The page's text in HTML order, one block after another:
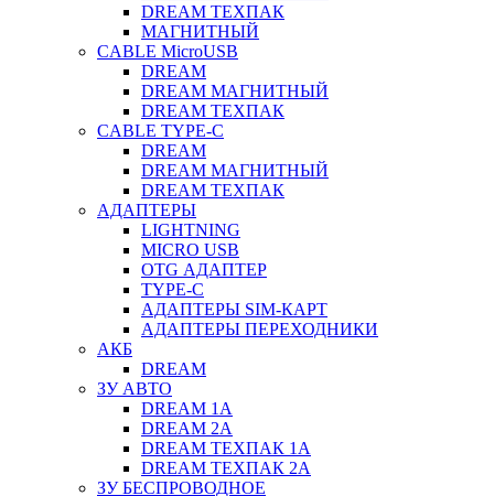
DREAM ТЕХПАК
МАГНИТНЫЙ
CABLE MicroUSB
DREAM
DREAM МАГНИТНЫЙ
DREAM ТЕХПАК
CABLE TYPE-C
DREAM
DREAM МАГНИТНЫЙ
DREAM ТЕХПАК
АДАПТЕРЫ
LIGHTNING
MICRO USB
OTG АДАПТЕР
TYPE-C
АДАПТЕРЫ SIM-КАРТ
АДАПТЕРЫ ПЕРЕХОДНИКИ
АКБ
DREAM
ЗУ АВТО
DREAM 1A
DREAM 2A
DREAM ТЕХПАК 1A
DREAM ТЕХПАК 2A
ЗУ БЕСПРОВОДНОЕ